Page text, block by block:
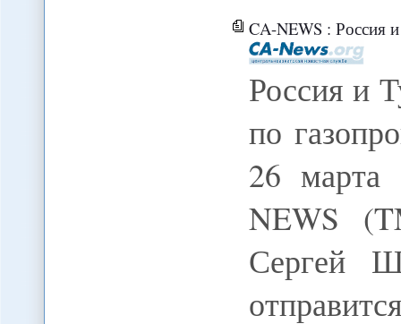
CA-NEWS : Россия и
Россия и
по
26 марта
NEWS
Сергей